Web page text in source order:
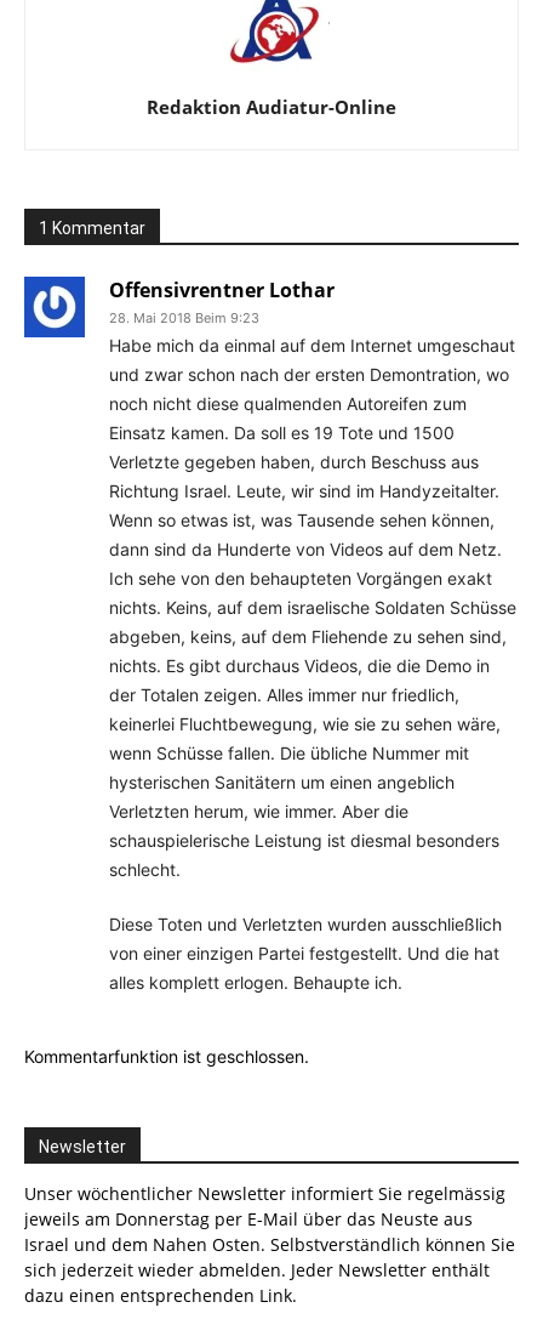
Redaktion Audiatur-Online
1 Kommentar
Offensivrentner Lothar
28. Mai 2018 Beim 9:23
Habe mich da einmal auf dem Internet umgeschaut
und zwar schon nach der ersten Demontration, wo
noch nicht diese qualmenden Autoreifen zum
Einsatz kamen. Da soll es 19 Tote und 1500
Verletzte gegeben haben, durch Beschuss aus
Richtung Israel. Leute, wir sind im Handyzeitalter.
Wenn so etwas ist, was Tausende sehen können,
dann sind da Hunderte von Videos auf dem Netz.
Ich sehe von den behaupteten Vorgängen exakt
nichts. Keins, auf dem israelische Soldaten Schüsse
abgeben, keins, auf dem Fliehende zu sehen sind,
nichts. Es gibt durchaus Videos, die die Demo in
der Totalen zeigen. Alles immer nur friedlich,
keinerlei Fluchtbewegung, wie sie zu sehen wäre,
wenn Schüsse fallen. Die übliche Nummer mit
hysterischen Sanitätern um einen angeblich
Verletzten herum, wie immer. Aber die
schauspielerische Leistung ist diesmal besonders
schlecht.
Diese Toten und Verletzten wurden ausschließlich
von einer einzigen Partei festgestellt. Und die hat
alles komplett erlogen. Behaupte ich.
Kommentarfunktion ist geschlossen.
Newsletter
Unser wöchentlicher Newsletter informiert Sie regelmässig
jeweils am Donnerstag per E-Mail über das Neuste aus
Israel und dem Nahen Osten. Selbstverständlich können Sie
sich jederzeit wieder abmelden. Jeder Newsletter enthält
dazu einen entsprechenden Link.